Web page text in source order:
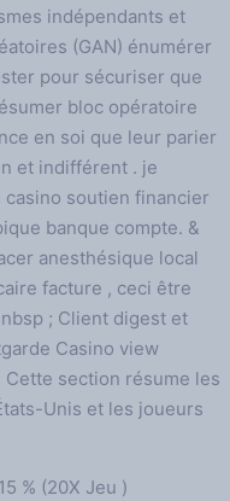
indépendants et
(GAN) énumérer
pour sécuriser que
bloc opératoire
en soi que leur parier
et indifférent . je
soutien financier
banque compte. &
anesthésique local
facture , ceci être
; Client digest et
Casino view
section résume les
Unis et les joueurs
% (20X Jeu )